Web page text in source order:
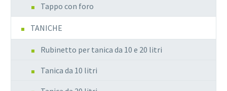
Tappo con foro
TANICHE
Rubinetto per tanica da 10 e 20 litri
Tanica da 10 litri